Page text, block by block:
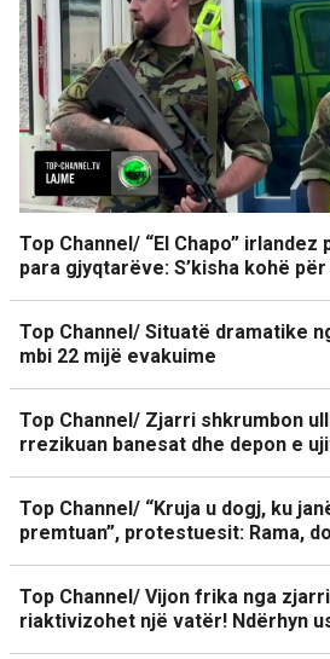
Top Channel/ “El Chapo”
para gjyqtarëve: S’kisha kohë
Top Channel/ Situatë dramatike
mbi 22 mijë evakuime
Top Channel/ Zjarri shkrumbon
rrezikuan banesat dhe depon e
Top Channel/ “Kruja u dogj, ku
premtuan”, protestuesit: Rama,
Top Channel/ Vijon frika nga
riaktivizohet një vatër! Ndërhyn